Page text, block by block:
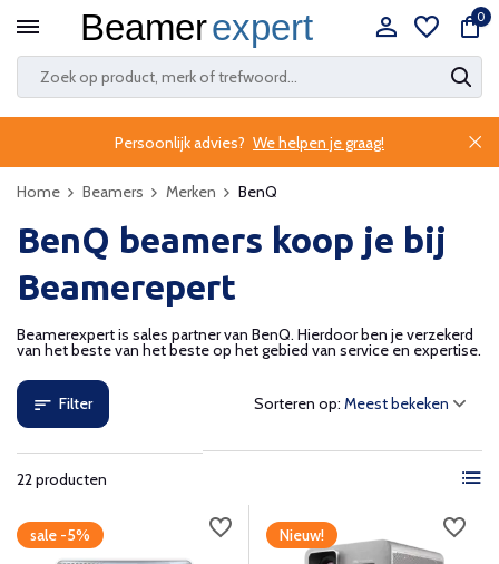
0
Persoonlijk advies? We helpen je graag!
Home Beamers Merken BenQ
BenQ beamers koop je bij
Beamerepert
Beamerexpert is sales partner van BenQ. Hierdoor ben je verzekerd
van het beste van het beste op het gebied van service en expertise.
Filter
22 producten
Sorteren op:
sale -5% Nieuw!